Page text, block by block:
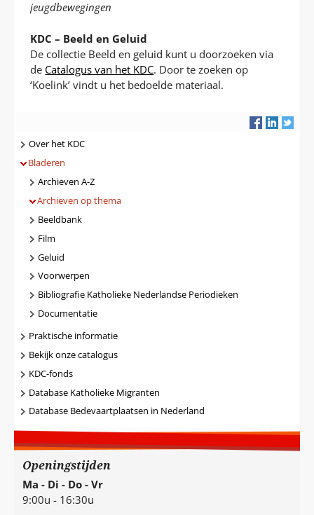
jeugdbewegingen
KDC – Beeld en Geluid
De collectie Beeld en geluid kunt u doorzoeken via
de Catalogus van het KDC. Door te zoeken op
‘Koelink’ vindt u het bedoelde materiaal.
Navigatie
Over het KDC
Bladeren
Archieven A-Z
Archieven op thema
Beeldbank
Film
Geluid
Voorwerpen
Bibliografie Katholieke Nederlandse Periodieken
Documentatie
Praktische informatie
Bekijk onze catalogus
KDC-fonds
Database Katholieke Migranten
Database Bedevaartplaatsen in Nederland
Openingstijden
Ma - Di - Do - Vr
9:00u - 16:30u